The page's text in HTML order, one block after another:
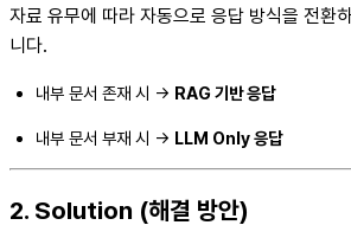
자료 유무에 따라 자동으로 응답 방식을 전환
니다.
내부 문서 존재 시 → RAG 기반 응답
내부 문서 부재 시 → LLM Only 응답
2. Solution (해결 방안)